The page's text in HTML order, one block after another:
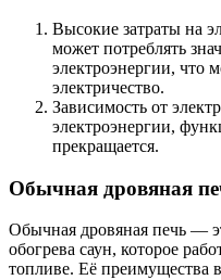
Высокие затраты на
может потреблять
электроэнергии, что
электричество.
Зависимость от
электроэнергии,
прекращается.
Обычная дровяная
Обычная дровяная печь —
обогрева саун, которое
топливе. Её преимущества